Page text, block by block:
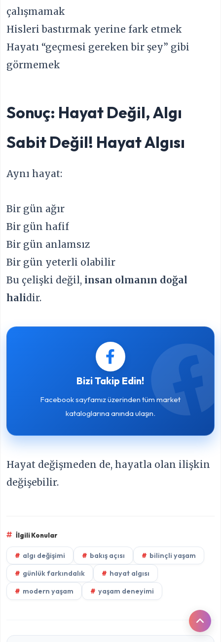
çalışmamak
Hisleri bastırmak yerine fark etmek
Hayatı “geçmesi gereken bir şey” gibi
görmemek
Sonuç: Hayat Değil, Algı
Sabit Değil! Hayat Algısı
Aynı hayat:
Bir gün ağır
Bir gün hafif
Bir gün anlamsız
Bir gün yeterli olabilir
Bu çelişki değil, insan olmanın doğal
halidir.
Bizi Takip Edin!
Facebook sayfamız üzerinden tüm market
kataloglarına anında ulaşın.
Hayat değişmeden de, hayatla olan ilişkin
değişebilir.
İlgili Konular
algı değişimi bakış açısı
bilinçli yaşam
günlük farkındalık
hayat algısı
modern yaşam
yaşam deneyimi